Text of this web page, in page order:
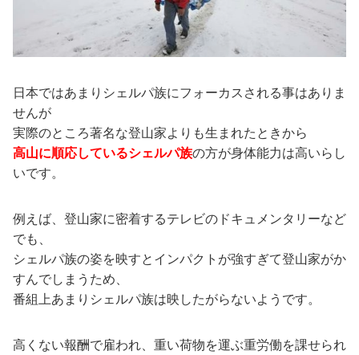
日本ではあまりシェルパ族にフォーカスされる事はありま
せんが
実際のところ著名な登山家よりも生まれたときから
高山に順応しているシェルパ族の方が身体能力は高いらし
いです。
例えば、登山家に密着するテレビのドキュメンタリーなど
でも、
シェルパ族の姿を映すとインパクトが強すぎて登山家がか
すんでしまうため、
番組上あまりシェルパ族は映したがらないようです。
高くない報酬で雇われ、重い荷物を運ぶ重労働を課せられ